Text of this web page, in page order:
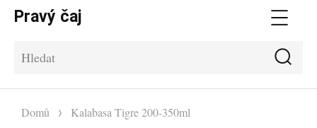
Pravý čaj
Hledat:
Domů Kalabasa Tigre 200-350ml